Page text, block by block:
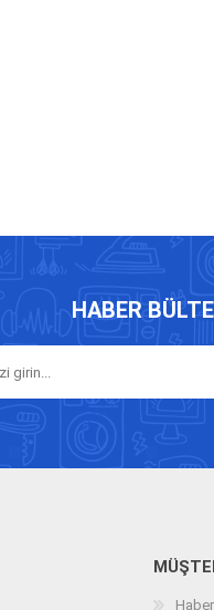
HABER